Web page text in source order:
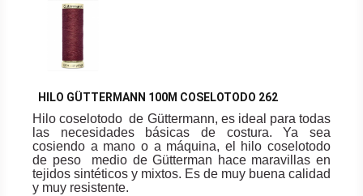
HILO GÜTTERMANN 100M COSELOTODO 262
Hilo coselotodo de Güttermann, es ideal para todas
las necesidades básicas de costura. Ya sea
cosiendo a mano o a máquina, el hilo coselotodo
de peso medio de Gütterman hace maravillas en
tejidos sintéticos y mixtos. Es de muy buena calidad
y muy resistente.